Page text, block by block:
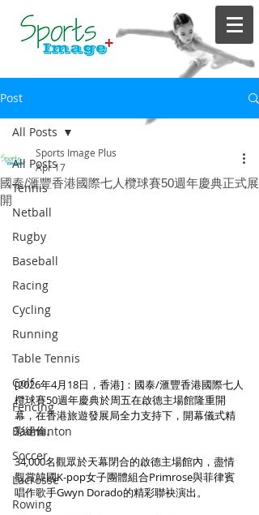
Post
All Posts
Tennis
Netball
Rugby
Baseball
Racing
Cycling
Running
Table Tennis
Golf
Fencing
Badminton
Soccer
Lacrosse
Rowing
All Posts
國泰/滙豐香港國際七人欖球賽50週年慶典正式展
開
Sports Image Plus
Apr 17
[2026年4月18日，香港]：國泰/滙豐香港國際七人
欖球賽50週年慶典於周五在啟德主場館隆重開
幕，在香港旅遊發展局全力支持下，開幕儀式精
彩絕倫。
34,000名觀眾於天幕閉合的啟德主場館內，盡情
觀賞韓國K-pop女子團體組合Primrose與菲律賓
唱作歌手Gwyn Dorado的精彩聯袂演出。